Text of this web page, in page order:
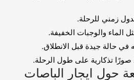
زمني للرحلة.
الماء والوجبات الخفيفة.
في حالة جيدة قبل الانطلاق.
صورًا تذكارية على طول الرحلة.
حول ايجار الباصات